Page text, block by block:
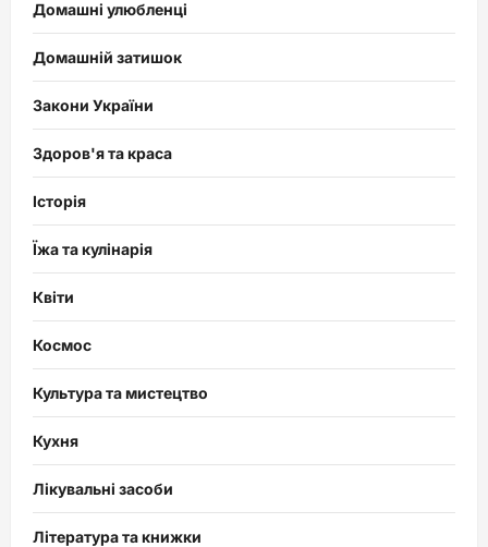
Домашні улюбленці
Домашній затишок
Закони України
Здоров'я та краса
Історія
Їжа та кулінарія
Квіти
Космос
Культура та мистецтво
Кухня
Лікувальні засоби
Література та книжки